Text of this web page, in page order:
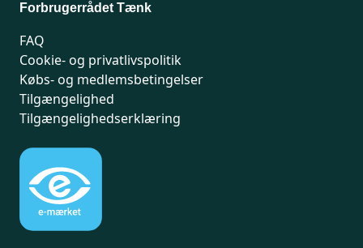
Forbrugerrådet Tænk
FAQ
Cookie- og privatlivspolitik
Købs- og medlemsbetingelser
Tilgængelighed
Tilgængelighedserklæring